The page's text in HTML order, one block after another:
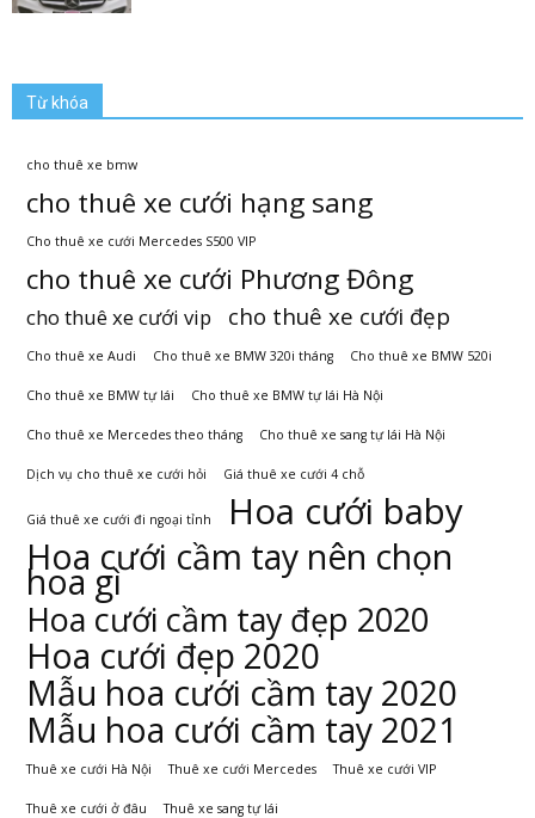
Từ khóa
cho thuê xe bmw
cho thuê xe cưới hạng sang
Cho thuê xe cưới Mercedes S500 VIP
cho thuê xe cưới Phương Đông
cho thuê xe cưới vip cho thuê xe cưới đẹp
Cho thuê xe Audi Cho thuê xe BMW 320i tháng Cho thuê xe BMW 520i
Cho thuê xe BMW tự lái Cho thuê xe BMW tự lái Hà Nội
Cho thuê xe Mercedes theo tháng Cho thuê xe sang tự lái Hà Nội
Dịch vụ cho thuê xe cưới hỏi Giá thuê xe cưới 4 chỗ
Giá thuê xe cưới đi ngoại tỉnh Hoa cưới baby
Hoa cưới cầm tay nên chọn
hoa gì
Hoa cưới cầm tay đẹp 2020
Hoa cưới đẹp 2020
Mẫu hoa cưới cầm tay 2020
Mẫu hoa cưới cầm tay 2021
Thuê xe cưới Hà Nội Thuê xe cưới Mercedes Thuê xe cưới VIP
Thuê xe cưới ở đâu Thuê xe sang tự lái